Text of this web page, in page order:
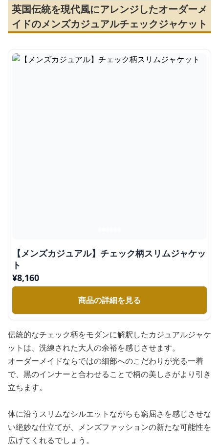
英国伝統を現代風にアレンジしたオーダーメ
イドのメンズカジュアルチェックジャケット
【メンズカジュアル】チェック柄スリムジャケッ
ト
¥8,160
商品の詳細を見る
伝統的なチェック柄をモダンに解釈したカジュアルジャケ
ットは、洗練された大人の余裕を感じさせます。
オーダーメイドならではの細部へのこだわりが光る一着
で、黒のインナーと合わせることで柄の美しさがより引き
立ちます。
体に沿うスリムなシルエットながらも窮屈さを感じさせな
い絶妙な仕立てが、メンズファッションの新たな可能性を
広げてくれるでしょう。